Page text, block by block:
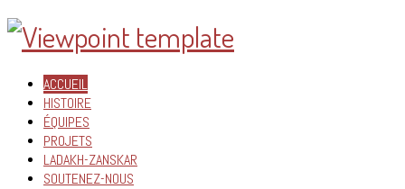
ACCUEIL
HISTOIRE
ÉQUIPES
PROJETS
LADAKH-ZANSKAR
SOUTENEZ-NOUS